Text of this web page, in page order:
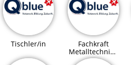
Tischler/in
Fachkraft
Metalltechnik /
Montagetechnik